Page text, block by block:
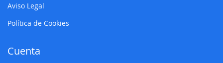
Aviso Legal
Política de Cookies
Cuenta